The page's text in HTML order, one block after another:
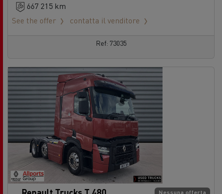
667 215 km
See the offer
contatta il venditore
Ref: 73035
Nessuna offerta